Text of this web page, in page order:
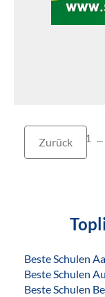
Zurück 1 ...
Beste Schulen
Beste Schulen
Beste Schulen